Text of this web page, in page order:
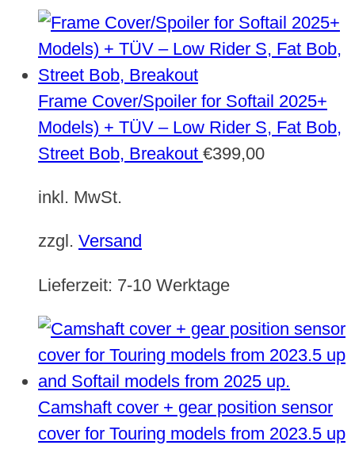
Frame Cover/Spoiler for Softail 2025+
Models) + TÜV – Low Rider S, Fat Bob,
Street Bob, Breakout €399,00
inkl. MwSt.
zzgl. Versand
Lieferzeit: 7-10 Werktage
Camshaft cover + gear position sensor
cover for Touring models from 2023.5 up